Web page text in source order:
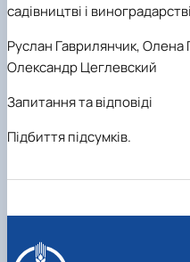
садівництві і
Руслан Гаврилянчик, Олена
Олександр Цеглевский
Запитання та відповіді
Підбиття підсумків.